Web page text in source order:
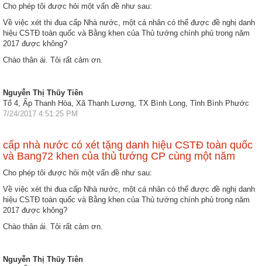
Cho phép tôi được hỏi một vấn đề như sau:
Về việc xét thi đua cấp Nhà nước, một cá nhân có thể được đề nghị danh
hiệu CSTĐ toàn quốc và Bằng khen của Thủ tướng chính phủ trong năm
2017 được không?
Chào thân ái. Tôi rất cảm ơn.
Nguyễn Thị Thũy Tiên
Tổ 4, Ấp Thanh Hòa, Xã Thanh Lương, TX Bình Long, Tỉnh Bình Phước
7/24/2017 4:51:25 PM
cấp nhà nước có xét tặng danh hiệu CSTĐ toàn quốc
và Bang72 khen của thủ tướng CP cùng một năm
Cho phép tôi được hỏi một vấn đề như sau:
Về việc xét thi đua cấp Nhà nước, một cá nhân có thể được đề nghị danh
hiệu CSTĐ toàn quốc và Bằng khen của Thủ tướng chính phủ trong năm
2017 được không?
Chào thân ái. Tôi rất cảm ơn.
Nguyễn Thị Thũy Tiên